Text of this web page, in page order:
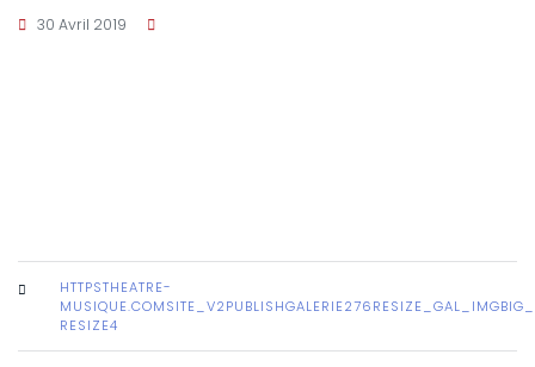
30 Avril 2019
HTTPSTHEATRE-
RESIZE4